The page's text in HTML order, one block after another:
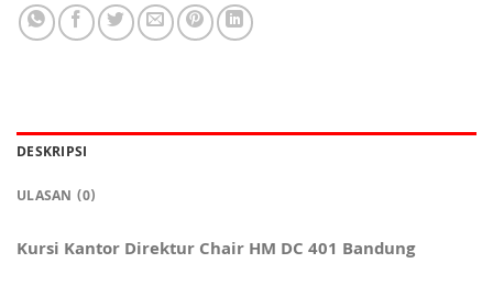
DESKRIPSI
ULASAN (0)
Kursi Kantor Direktur Chair HM DC 401 Bandung